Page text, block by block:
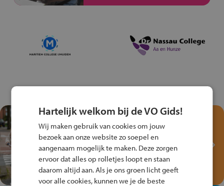
Test je kennis met het
Fiets Veilig
Verkeersspel!
Speel het Fiets Veilig Verkeersspel
en win een Cortina-fiets!
Hartelijk welkom bij de VO Gids!
Wij maken gebruik van cookies om jouw
bezoek aan onze website zo soepel en
aangenaam mogelijk te maken. Deze zorgen
ervoor dat alles op rolletjes loopt en staan
daarom altijd aan. Als je ons groen licht geeft
voor alle cookies, kunnen we je de beste